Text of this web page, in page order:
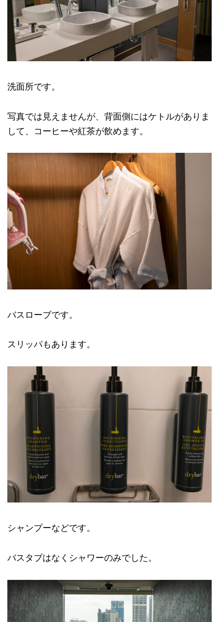
洗面所です。
写真では見えませんが、背面側にはケトルがありま
して、コーヒーや紅茶が飲めます。
バスローブです。
スリッパもあります。
シャンプーなどです。
バスタブはなくシャワーのみでした。